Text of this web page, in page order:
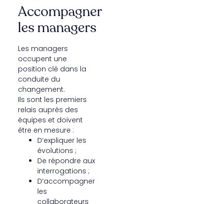
Accompagner
les managers
Les managers
occupent une
position clé dans la
conduite du
changement.
Ils sont les premiers
relais auprès des
équipes et doivent
être en mesure :
D’expliquer les
évolutions ;
De répondre aux
interrogations ;
D’accompagner
les
collaborateurs